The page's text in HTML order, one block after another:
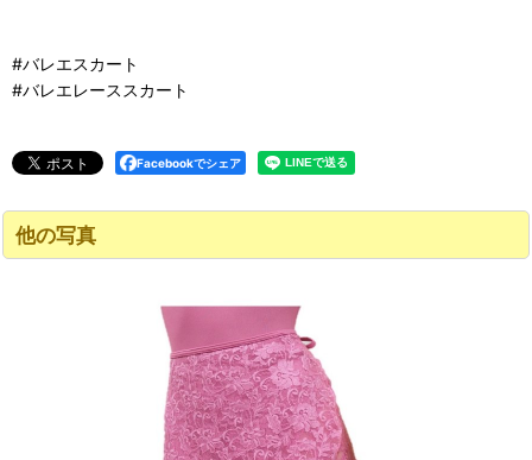
#バレエスカート
#バレエレーススカート
Facebookでシェア
他の写真